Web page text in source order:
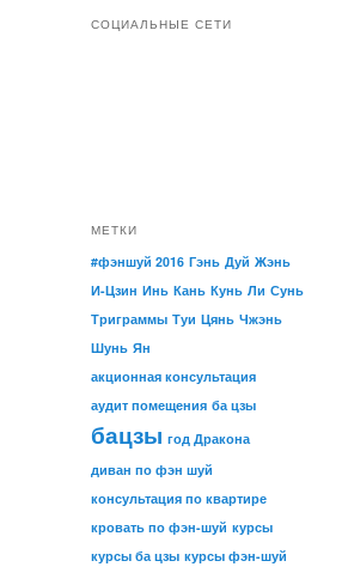
СОЦИАЛЬНЫЕ СЕТИ
МЕТКИ
#фэншуй 2016 Гэнь Дуй Жэнь
И-Цзин Инь Кань Кунь Ли Сунь
Триграммы Туи Цянь Чжэнь
Шунь Ян
акционная консультация
аудит помещения ба цзы
бацзы год Дракона
диван по фэн шуй
консультация по квартире
кровать по фэн-шуй курсы
курсы ба цзы курсы фэн-шуй